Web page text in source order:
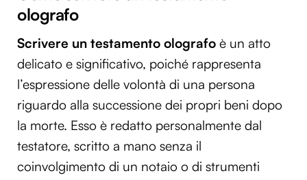
olografo
Scrivere un testamento olografo è un atto
delicato e significativo, poiché rappresenta
l’espressione delle volontà di una persona
riguardo alla successione dei propri beni dopo
la morte. Esso è redatto personalmente dal
testatore, scritto a mano senza il
coinvolgimento di un notaio o di strumenti